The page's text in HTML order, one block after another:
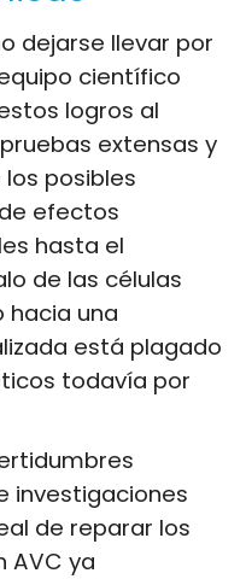
dejarse llevar por
científico
logros al
extensas y
posibles
efectos
hasta el
de las células
hacia una
está plagado
todavía por
investigaciones
de reparar los
AVC ya